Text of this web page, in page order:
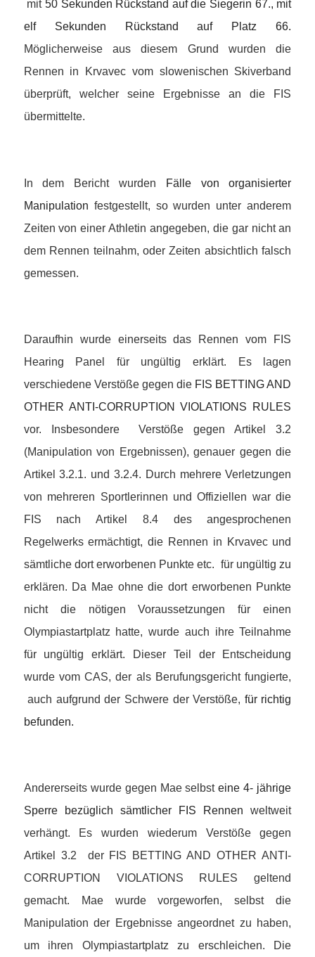
mit 50 Sekunden Rückstand auf die Siegerin 67., mit
elf Sekunden Rückstand auf Platz 66.
Möglicherweise aus diesem Grund wurden die
Rennen in Krvavec vom slowenischen Skiverband
überprüft, welcher seine Ergebnisse an die FIS
übermittelte.
In dem Bericht wurden
Fälle von organisierter
Manipulation festgestellt, so wurden unter anderem
Zeiten von einer Athletin angegeben, die gar nicht an
dem Rennen teilnahm, oder Zeiten absichtlich falsch
gemessen.
Daraufhin wurde einerseits das Rennen vom FIS
Hearing Panel für ungültig erklärt. Es lagen
verschiedene Verstöße gegen die FIS BETTING AND
OTHER ANTI-CORRUPTION VIOLATIONS RULES
vor. Insbesondere Verstöße gegen Artikel 3.2
(Manipulation von Ergebnissen), genauer gegen die
Artikel 3.2.1. und 3.2.4. Durch mehrere Verletzungen
von mehreren Sportlerinnen und Offiziellen war die
FIS nach Artikel 8.4 des angesprochenen
Regelwerks ermächtigt, die Rennen in Krvavec und
sämtliche dort erworbenen Punkte etc. für ungültig zu
erklären. Da Mae ohne die dort erworbenen Punkte
nicht die nötigen Voraussetzungen für einen
Olympiastartplatz hatte, wurde auch ihre Teilnahme
für ungültig erklärt. Dieser Teil der Entscheidung
wurde vom CAS, der als Berufungsgericht fungierte,
auch aufgrund der Schwere der Verstöße, für richtig
befunden.
Andererseits wurde gegen Mae selbsteine 4- jährige
Sperre bezüglich sämtlicher FIS Rennen weltweit
verhängt. Es wurden wiederum Verstöße gegen
Artikel 3.2 der FIS BETTING AND OTHER ANTI-
CORRUPTION VIOLATIONS RULES geltend
gemacht. Mae wurde vorgeworfen, selbst die
Manipulation der Ergebnisse angeordnet zu haben,
um ihren Olympiastartplatz zu erschleichen. Die